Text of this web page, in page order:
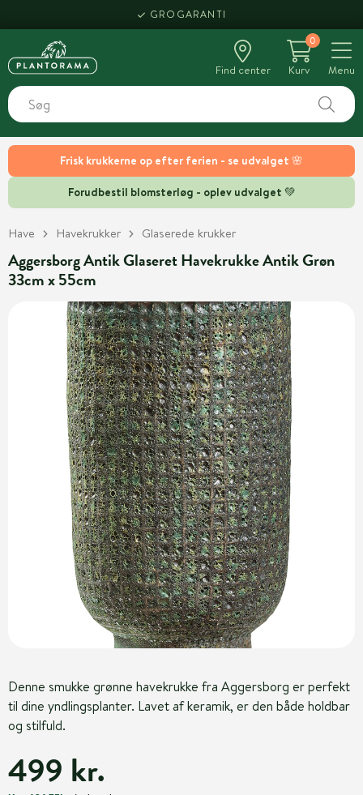
Frisk krukkerne op efter ferien - se udvalget 🌸
Forudbestil blomsterløg - oplev udvalget 💚
GROGARANTI
Find center
0
Kurv
Menu
Have Havekrukker Glaserede krukker
Aggersborg Antik Glaseret Havekrukke Antik Grøn
33cm x 55cm
Denne smukke grønne havekrukke fra Aggersborg er perfekt
til dine yndlingsplanter. Lavet af keramik, er den både holdbar
og stilfuld.
499 kr.